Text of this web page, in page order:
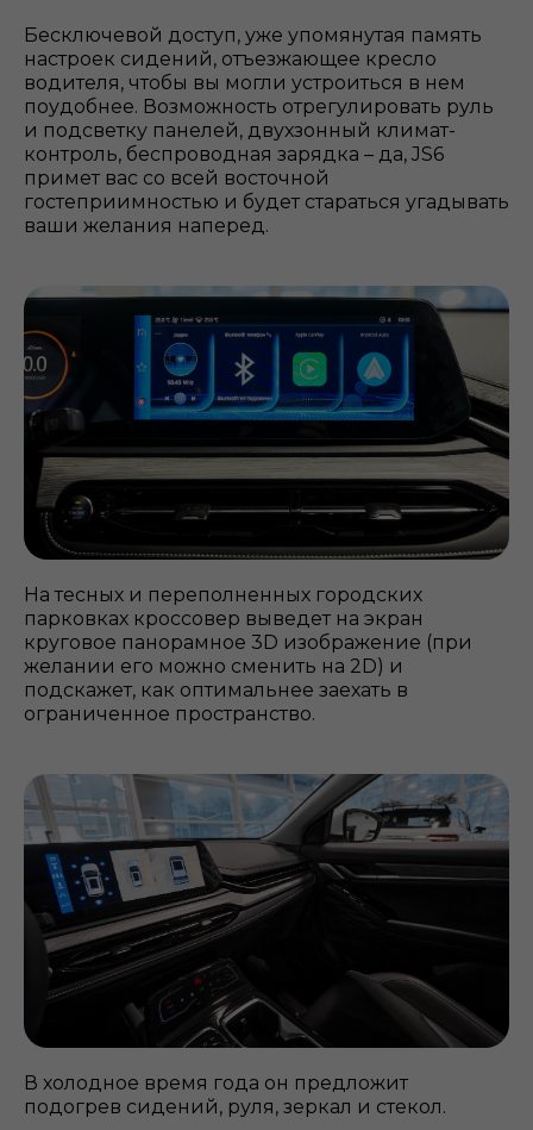
Бесключевой доступ, уже упомянутая память
настроек сидений, отъезжающее кресло
водителя, чтобы вы могли устроиться в нем
поудобнее. Возможность отрегулировать руль
и подсветку панелей, двухзонный климат-
контроль, беспроводная зарядка – да, JS6
примет вас со всей восточной
гостеприимностью и будет стараться угадывать
ваши желания наперед.
На тесных и переполненных городских
парковках кроссовер выведет на экран
круговое панорамное 3D изображение (при
желании его можно сменить на 2D) и
подскажет, как оптимальнее заехать в
ограниченное пространство.
В холодное время года он предложит
подогрев сидений, руля, зеркал и стекол.